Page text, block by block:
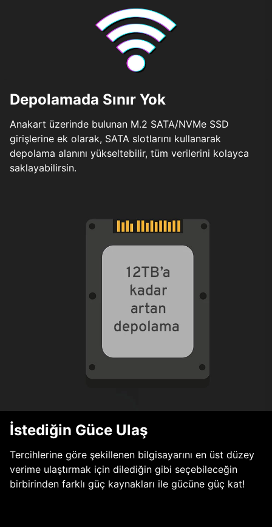
Depolamada Sınır Yok
Anakart üzerinde bulunan M.2 SATA/NVMe SSD
girişlerine ek olarak, SATA slotlarını kullanarak
depolama alanını yükseltebilir, tüm verilerini kolayca
saklayabilirsin.
İstediğin Güce Ulaş
Tercihlerine göre şekillenen bilgisayarını en üst düzey
verime ulaştırmak için dilediğin gibi seçebileceğin
birbirinden farklı güç kaynakları ile gücüne güç kat!